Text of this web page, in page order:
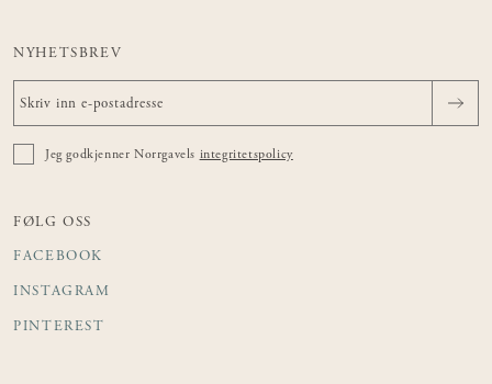
NYHETSBREV
Jeg godkjenner Norrgavels integritetspolicy
FØLG OSS
FACEBOOK
INSTAGRAM
PINTEREST